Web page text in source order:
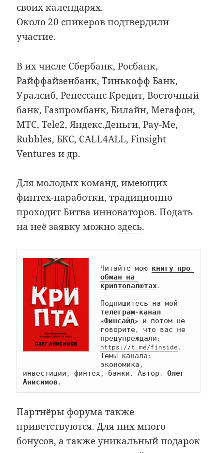
своих календарях.
Около 20 спикеров подтвердили
участие.
В их числе Сбербанк, Росбанк,
Райффайзенбанк, Тинькофф Банк,
Уралсиб, Ренессанс Кредит, Восточный
банк, Газпромбанк, Билайн, Мегафон,
МТС, Tele2, Яндекс.Деньги, Pay-Me,
Rubbles, БКС, CALL4ALL, Finsight
Ventures и др.
Для молодых команд, имеющих
финтех-наработки, традиционно
проходит Битва инноваторов. Подать
на неё заявку можноздесь.
Читайте мою книгу про
обман на
криптовалютах .
телеграм-канал
«Финсайд» и потом не
говорите, что вас не
https://t.me/finside .
Темы канала:
экономика,
инвестиции, финтех, банки. Автор: Олег
Анисимов.
Партнёры форума также
приветствуются. Для них много
бонусов, а также уникальный подарок